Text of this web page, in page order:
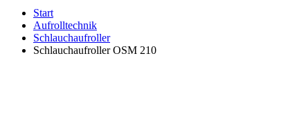
Start
Aufrolltechnik
Schlauchaufroller
Schlauchaufroller OSM 210